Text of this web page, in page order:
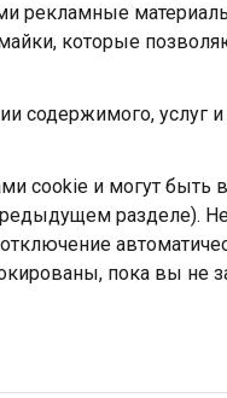
рекламные
которые
содержимого, услуг
cookie и могут
разделе).
пока вы не